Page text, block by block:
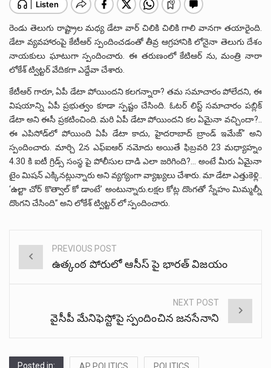
రెండు తెలుగు రాష్ట్రాల మధ్య డేటా వార్ చిలికి చిలికి గాలి వానగా తయారైంది.
డేటా వ్యవహారంపై కేటీఆర్ స్పందించడంతో తీవ్ర ఆగ్రహానికి లోనైనా తెలుగు దేశం
నాయకులు ఘాటుగా స్పందించారు. ఈ తరుణంలో కేటిఆర్ ను, మంత్రి నారా
లోకేశ్ ట్విట్టర్ వేదికగా ఎద్దేవా చేశారు.
కేటీఆర్ గారూ, ఏపీ డేటా పోయిందని కలగన్నారా? తమ సమాచారం పోలేదని, ఈ
విషయాన్ని ఏపీ ప్రభుత్వం కూడా స్పష్టం చేసింది. ఓటర్ లిస్ట్ సమాచారం పబ్లిక్
డేటా అని ఈసీ ప్ర‌క‌టించింది. మ‌రి ఏపీ డేటా పోయింద‌ని క‌ల ఏమైనా వ‌చ్చిందా?..
ఈ ఎపిసోడ్‌లో పోయింది ఏపీ డేటా కాదు, హైద‌రాబాద్ బ్రాండ్ ఇమేజ్” అని
స్పందించారు. మార్చి 2న ఎఫ్ఐఆర్ నమోదు అయితే ఫిబ్రవరి 23 మధ్యాహ్నం
4.30 కి ఐటీ గ్రిడ్స్ సంస్థ పై పోలీసుల దాడి ఎలా జరిగింది?… అంటే మీరు ఏమైనా
టైం మిషన్ ఎక్కినట్లున్నారు అని వ్యగ్యంగా వ్యాఖ్యలు చేశారు. మా డేటా ఎత్తుకెళ్లి..
‘ఉల్టా చోర్‌ కొత్వాల్‌ కో డాంటే’ అంటున్నారు.ల‌క్షల కోట్ల దొంగ‌తో స్నేహం మిమ్మ‌ల్నీ
దొంగని చేసింది” అని లోకేశ్ ట్విట్టర్ లో స్పందించారు.
Post
navigation
PREVIOUS POST
ఉత్కంఠ పోరులో ఆసీస్ పై భారత్‌ విజయం
NEXT POST
వైసీపీ మేనిఫెస్టోపై స్పందించిన జనసేనాని
Posted in: